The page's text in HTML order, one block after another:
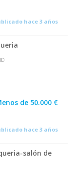
hace 3 años
de 50.000 €
hace 3 años
salón de